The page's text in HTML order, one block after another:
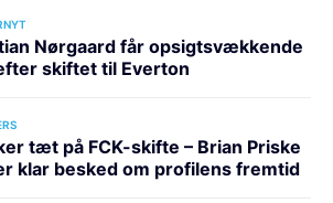
Nørgaard får opsigtsvækkende
skiftet til Everton
tæt på FCK-skifte – Brian Priske
klar besked om profilens fremtid